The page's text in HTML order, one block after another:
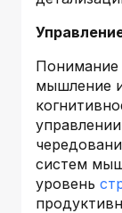
Понимание
мышление
систем
уровень